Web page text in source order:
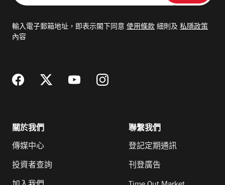
郵
輸入電子郵箱地址，即表示閣下同意 使用條款 細則及 私隱政策
內容
關於我們
傳媒中心
投資者查詢
聯繫我們
登記定期通訊
刊登廣告